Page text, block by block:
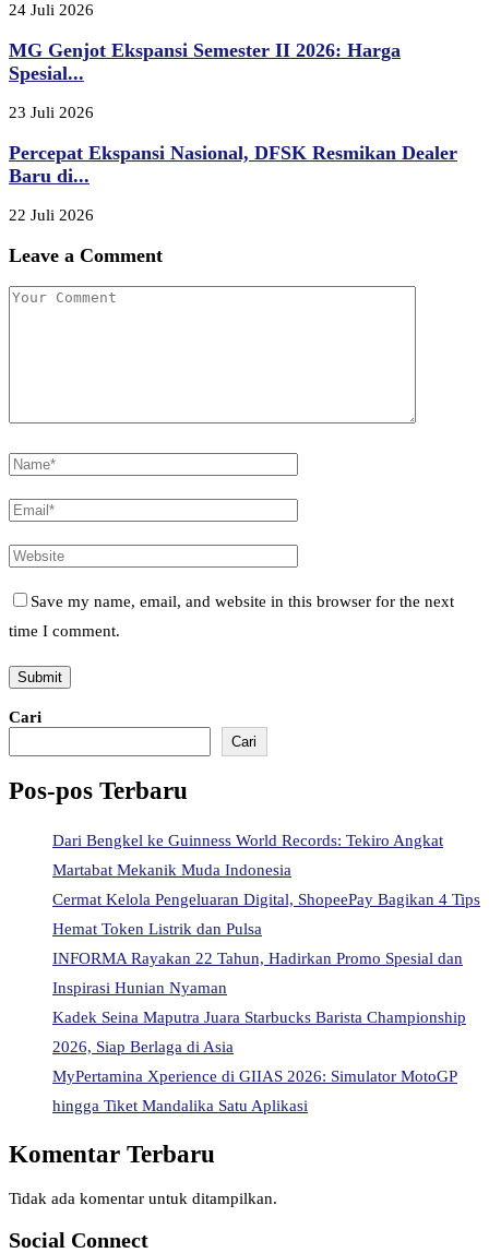
24 Juli 2026
MG Genjot Ekspansi Semester II 2026: Harga
Spesial...
23 Juli 2026
Percepat Ekspansi Nasional, DFSK Resmikan Dealer
Baru di...
22 Juli 2026
Leave a Comment
Save my name, email, and website in this browser for the next
time I comment.
Cari
Cari
Pos-pos Terbaru
Dari Bengkel ke Guinness World Records: Tekiro Angkat
Martabat Mekanik Muda Indonesia
Cermat Kelola Pengeluaran Digital, ShopeePay Bagikan 4 Tips
Hemat Token Listrik dan Pulsa
INFORMA Rayakan 22 Tahun, Hadirkan Promo Spesial dan
Inspirasi Hunian Nyaman
Kadek Seina Maputra Juara Starbucks Barista Championship
2026, Siap Berlaga di Asia
MyPertamina Xperience di GIIAS 2026: Simulator MotoGP
hingga Tiket Mandalika Satu Aplikasi
Komentar Terbaru
Tidak ada komentar untuk ditampilkan.
Social Connect